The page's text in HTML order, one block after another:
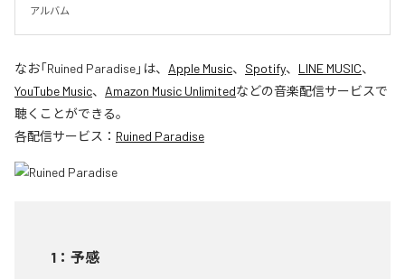
アルバム
なお「Ruined Paradise」は、 Apple Music、 Spotify、 LINE MUSIC、
YouTube Music、 Amazon Music Unlimitedなどの音楽配信サービスで
聴くことができる。
各配信サービス： Ruined Paradise
1 ： 予感